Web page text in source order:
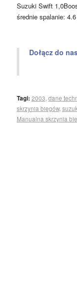
Suzuki Swift
średnie spalanie:
Dołącz do
Tagi: 2003 dane
skrzynia biegów,
Manualna skrzynia